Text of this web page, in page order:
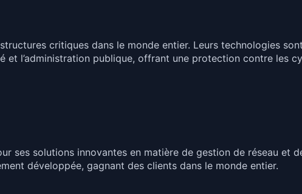
critiques dans le monde entier. Leurs technologies
et l’administration publique, offrant une protection contre les
ses solutions innovantes en matière de gestion de réseau et
développée, gagnant des clients dans le monde entier.